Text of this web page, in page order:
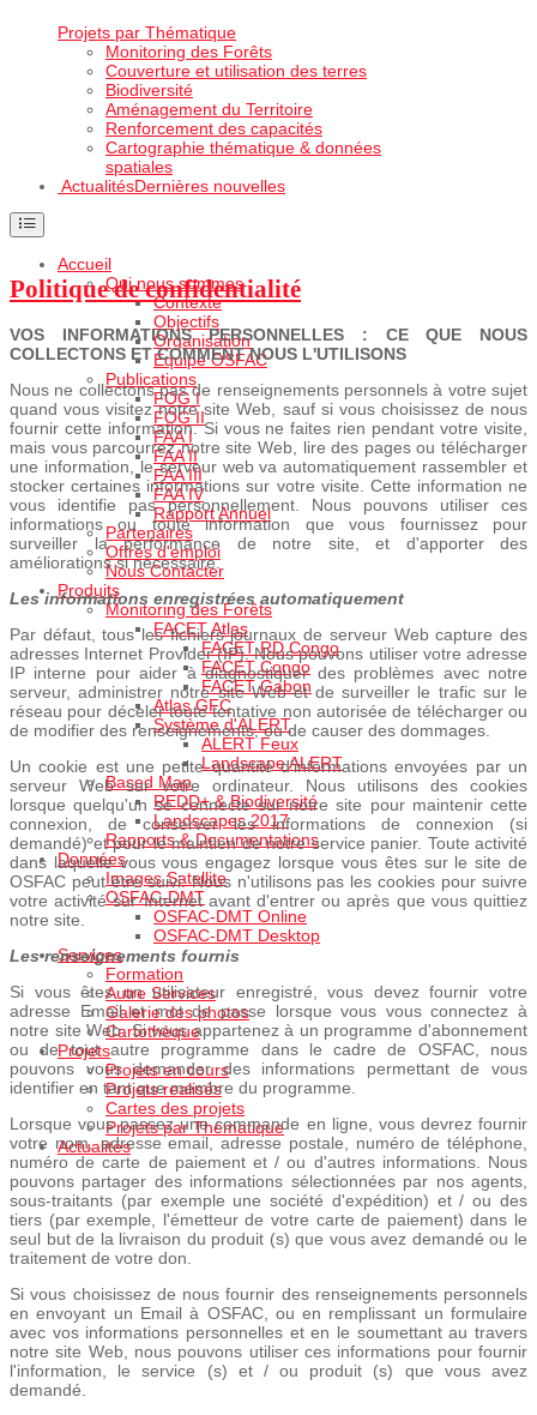
Projets par Thématique
Monitoring des Forêts
Couverture et utilisation des terres
Biodiversité
Aménagement du Territoire
Renforcement des capacités
Cartographie thématique & données
spatiales
ActualitésDernières nouvelles
Accueil
Qui nous sommes
Contexte
Objectifs
Organisation
Equipe OSFAC
Publications
FOG I
FOG II
FAA I
FAA II
FAA III
FAA IV
Rapport Annuel
Partenaires
Offres d'emploi
Nous Contacter
Produits
Monitoring des Forêts
FACET Atlas
FACET RD Congo
FACET Congo
FACET Gabon
Atlas GFC
Système d'ALERT
ALERT Feux
Landscape ALERT
Based Map
REDD+ & Biodiversité
Landscapes 2017
Rapports & Documentations
Données
Images Satellite
OSFAC-DMT
OSFAC-DMT Online
OSFAC-DMT Desktop
Services
Formation
Autre Services
Galerie des photos
Cartothèque
Projets
Projets en cours
Projets realisés
Cartes des projets
Projets par Thématique
Actualités
Politique de confidentialité
VOS INFORMATIONS PERSONNELLES : CE QUE NOUS
COLLECTONS ET COMMENT NOUS L'UTILISONS
Nous ne collectons pas de renseignements personnels à votre sujet
quand vous visitez notre site Web, sauf si vous choisissez de nous
fournir cette information. Si vous ne faites rien pendant votre visite,
mais vous parcourrez notre site Web, lire des pages ou télécharger
une information, le serveur web va automatiquement rassembler et
stocker certaines informations sur votre visite. Cette information ne
vous identifie pas personnellement. Nous pouvons utiliser ces
informations ou toute information que vous fournissez pour
surveiller la performance de notre site, et d'apporter des
améliorations si nécessaire.
Les informations enregistrées automatiquement
Par défaut, tous les fichiers journaux de serveur Web capture des
adresses Internet Provider (IP). Nous pouvons utiliser votre adresse
IP interne pour aider à diagnostiquer des problèmes avec notre
serveur, administrer notre site Web et de surveiller le trafic sur le
réseau pour déceler toute tentative non autorisée de télécharger ou
de modifier des renseignements, ou de causer des dommages.
Un cookie est une petite quantité d'informations envoyées par un
serveur Web sur votre ordinateur. Nous utilisons des cookies
lorsque quelqu'un se connecte sur notre site pour maintenir cette
connexion, de conserver les informations de connexion (si
demandé) et pour le maintien de notre service panier. Toute activité
dans laquelle vous vous engagez lorsque vous êtes sur le site de
OSFAC peut être suivi. Nous n'utilisons pas les cookies pour suivre
votre activité sur Internet avant d'entrer ou après que vous quittiez
notre site.
Les renseignements fournis
Si vous êtes un utilisateur enregistré, vous devez fournir votre
adresse Email et mot de passe lorsque vous vous connectez à
notre site Web. Si vous appartenez à un programme d'abonnement
ou de tout autre programme dans le cadre de OSFAC, nous
pouvons vous demander des informations permettant de vous
identifier en tant que membre du programme.
Lorsque vous passez une commande en ligne, vous devrez fournir
votre nom, adresse email, adresse postale, numéro de téléphone,
numéro de carte de paiement et / ou d'autres informations. Nous
pouvons partager des informations sélectionnées par nos agents,
sous-traitants (par exemple une société d'expédition) et / ou des
tiers (par exemple, l'émetteur de votre carte de paiement) dans le
seul but de la livraison du produit (s) que vous avez demandé ou le
traitement de votre don.
Si vous choisissez de nous fournir des renseignements personnels
en envoyant un Email à OSFAC, ou en remplissant un formulaire
avec vos informations personnelles et en le soumettant au travers
notre site Web, nous pouvons utiliser ces informations pour fournir
l'information, le service (s) et / ou produit (s) que vous avez
demandé.